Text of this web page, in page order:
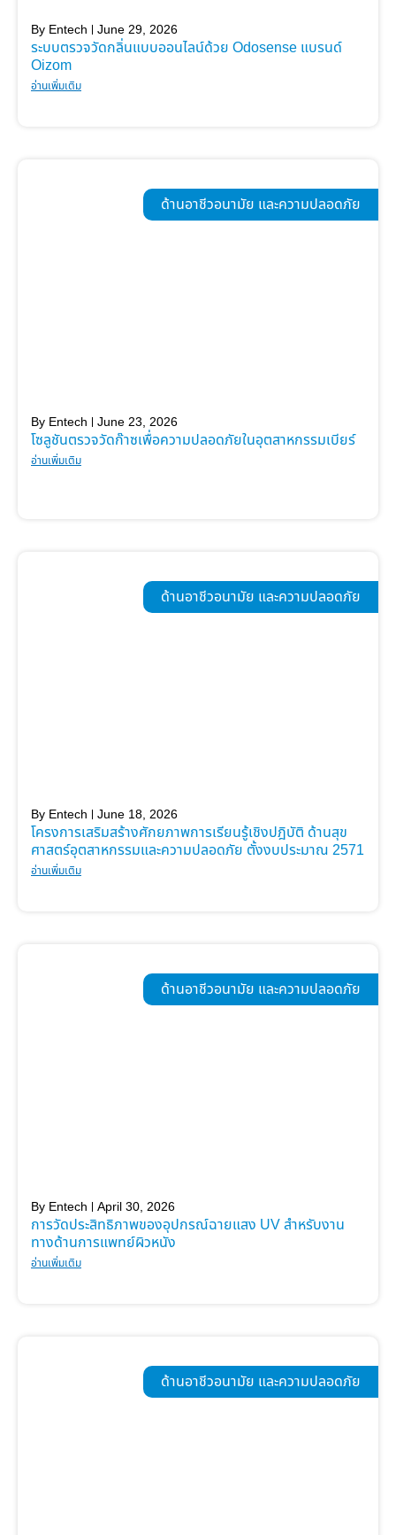
By Entech June 29, 2026
ระบบตรวจวัดกลิ่นแบบออนไลน์ด้วย Odosense แบรนด์
Oizom
อ่านเพิ่มเติม
ด้านอาชีวอนามัย และความปลอดภัย
By Entech June 23, 2026
โซลูชันตรวจวัดก๊าซเพื่อความปลอดภัยในอุตสาหกรรมเบียร์
อ่านเพิ่มเติม
ด้านอาชีวอนามัย และความปลอดภัย
By Entech June 18, 2026
โครงการเสริมสร้างศักยภาพการเรียนรู้เชิงปฎิบัติ ด้านสุข
ศาสตร์อุตสาหกรรมและความปลอดภัย ตั้งงบประมาณ 2571
อ่านเพิ่มเติม
ด้านอาชีวอนามัย และความปลอดภัย
By Entech April 30, 2026
การวัดประสิทธิภาพของอุปกรณ์ฉายแสง UV สำหรับงาน
ทางด้านการแพทย์ผิวหนัง
อ่านเพิ่มเติม
ด้านอาชีวอนามัย และความปลอดภัย